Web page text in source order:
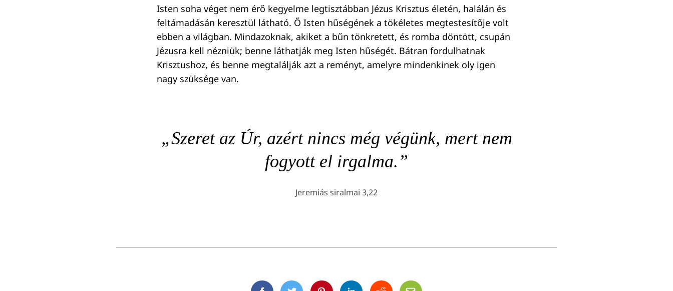
Isten soha véget nem érő kegyelme legtisztábban Jézus Krisztus életén, halálán és
feltámadásán keresztül látható. Ő Isten hűségének a tökéletes megtestesítője volt
ebben a világban. Mindazoknak, akiket a bűn tönkretett, és romba döntött, csupán
Jézusra kell nézniük; benne láthatják meg Isten hűségét. Bátran fordulhatnak
Krisztushoz, és benne megtalálják azt a reményt, amelyre mindenkinek oly igen
nagy szüksége van.
„Szeret az Úr, azért nincs még végünk, mert nem
fogyott el irgalma.”
Jeremiás siralmai 3,22